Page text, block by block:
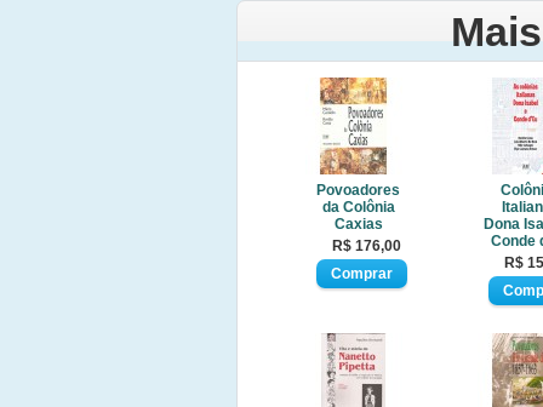
Povoadores
da Colônia
Caxias
R$ 176,00
Dona
Conde
R$